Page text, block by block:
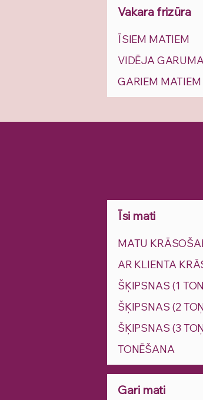
Vakara frizūra
ĪSIEM MATIEM
VIDĒJA
GARIEM MATIEM
Īsi mati
MATU
AR KLIENTA
ŠĶIPSNAS (1
ŠĶIPSNAS (2
ŠĶIPSNAS (3
TONĒŠANA
Gari mati